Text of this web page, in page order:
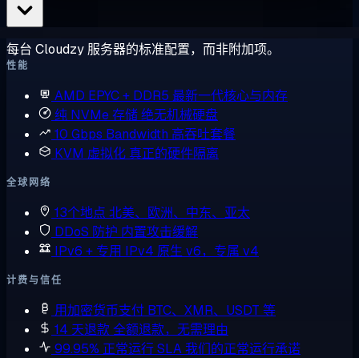
每台 Cloudzy 服务器的标准配置，而非附加项。
性能
AMD EPYC + DDR5 最新一代核心与内存
纯 NVMe 存储绝无机械硬盘
10 Gbps Bandwidth 高吞吐套餐
KVM 虚拟化 真正的硬件隔离
全球网络
13个地点 北美、欧洲、中东、亚太
DDoS 防护 内置攻击缓解
IPv6 + 专用 IPv4 原生 v6，专属 v4
计费与信任
用加密货币支付 BTC、XMR、USDT 等
14 天退款全额退款，无需理由
99.95% 正常运行 SLA我们的正常运行承诺